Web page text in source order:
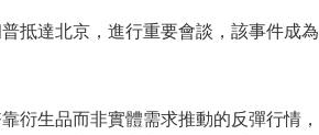
抵達北京，進行重要會談，該事件成為
衍生品而非實體需求推動的反彈行情，